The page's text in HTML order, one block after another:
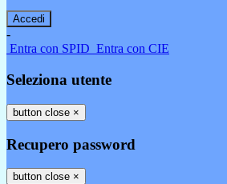
-
Entra con SPID Entra con CIE
Seleziona utente
button close ×
Recupero password
button close ×